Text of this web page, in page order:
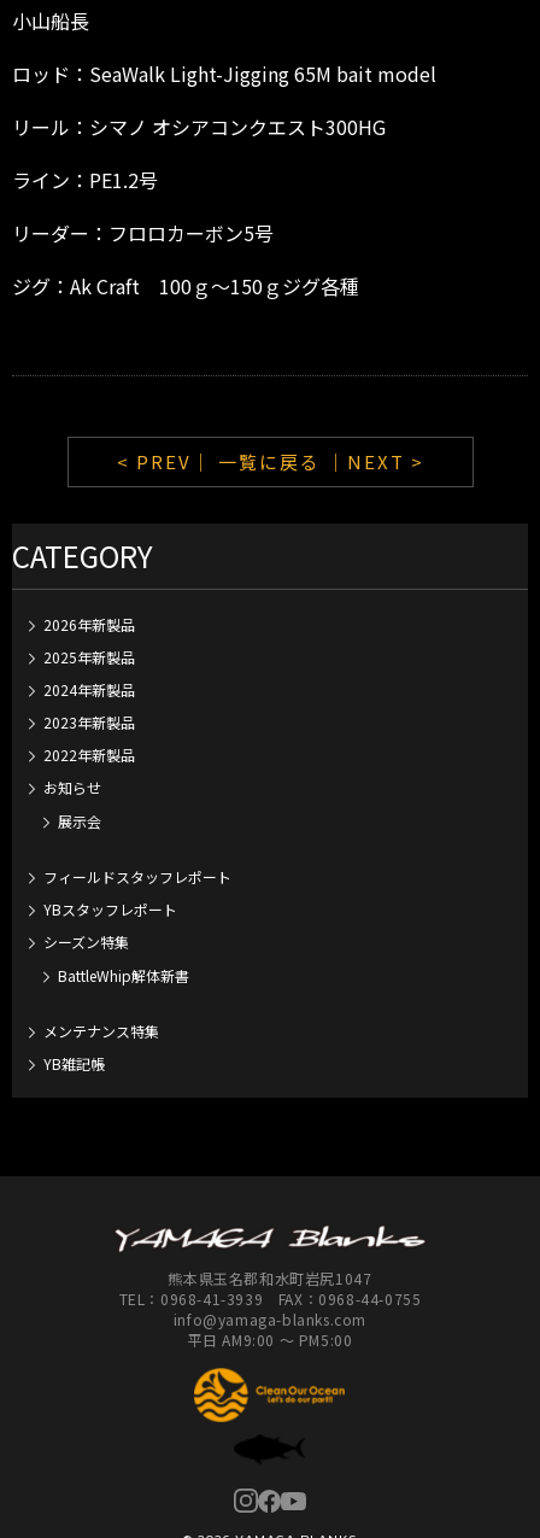
小山船長
ロッド：SeaWalk Light-Jigging 65M bait model
リール：シマノ オシアコンクエスト300HG
ライン：PE1.2号
リーダー：フロロカーボン5号
ジグ：Ak Craft 100ｇ～150ｇジグ各種
< PREV｜ 一覧に戻る ｜NEXT >
CATEGORY
2026年新製品
2025年新製品
2024年新製品
2023年新製品
2022年新製品
お知らせ
展示会
フィールドスタッフレポート
YBスタッフレポート
シーズン特集
BattleWhip解体新書
メンテナンス特集
YB雑記帳
熊本県玉名郡和水町岩尻1047
TEL： 0968-41-3939 FAX：0968-44-0755
info@yamaga-blanks.com
平日 AM9:00 ～ PM5:00